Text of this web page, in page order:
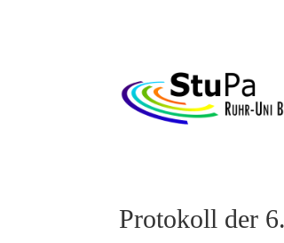
Protokoll der